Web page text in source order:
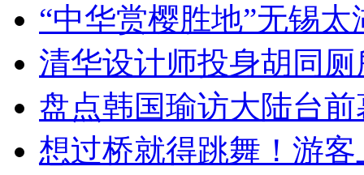
“中华赏樱胜地”无锡
清华设计师投身胡同
盘点韩国瑜访大陆台
想过桥就得跳舞！游客